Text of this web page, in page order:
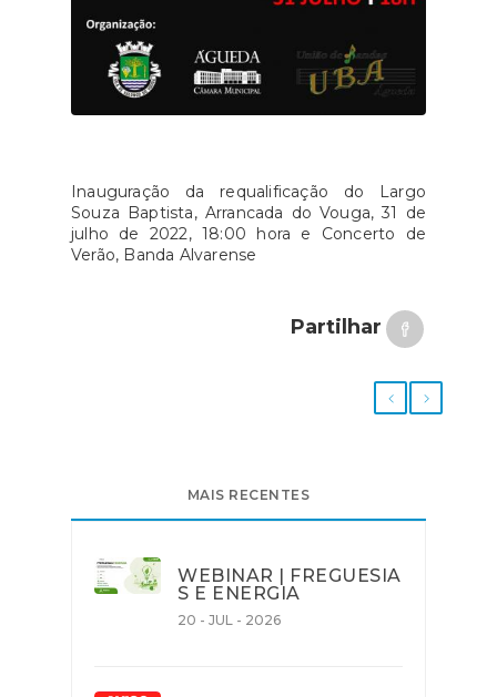
Inauguração da requalificação do Largo
Souza Baptista, Arrancada do Vouga, 31 de
julho de 2022, 18:00 hora e Concerto de
Verão, Banda Alvarense
Partilhar
MAIS RECENTES
WEBINAR | FREGUESIA
S E ENERGIA
20 - JUL - 2026